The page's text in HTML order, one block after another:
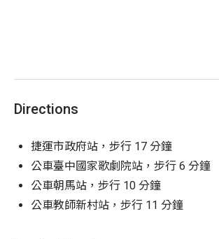
Directions
捷運市政府站，步行 17 分鐘
公車臺中國家歌劇院站，步行 6 分鐘
公車朝馬站，步行 10 分鐘
公車教師新村站，步行 11 分鐘